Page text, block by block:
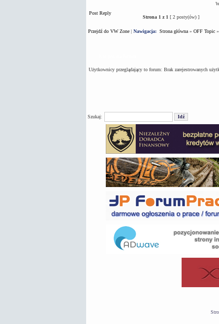
Post Reply
Strona 1 z 1 [ 2 posty(ów) ]
Przejdź do VW Zone| Nawigacja: Strona główna» OFF Topic»
Użytkownicy przeglądający to forum: Brak zarejestrowanych
Szukaj: